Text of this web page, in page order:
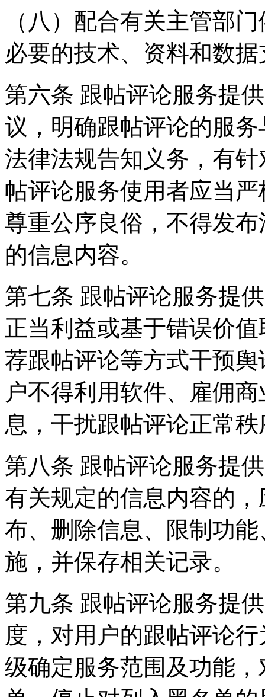
（八）配合有关主管部
必要的技术、资料和数
第六条 跟帖评论服务提
议，明确跟帖评论的服
法律法规告知义务，有
帖评论服务使用者应当
尊重公序良俗，不得发
的信息内容。
第七条 跟帖评论服务提
正当利益或基于错误价
荐跟帖评论等方式干预
户不得利用软件、雇佣
息，干扰跟帖评论正常
第八条 跟帖评论服务提
有关规定的信息内容的
布、删除信息、限制功
施，并保存相关记录。
第九条 跟帖评论服务提
度，对用户的跟帖评论
级确定服务范围及功能